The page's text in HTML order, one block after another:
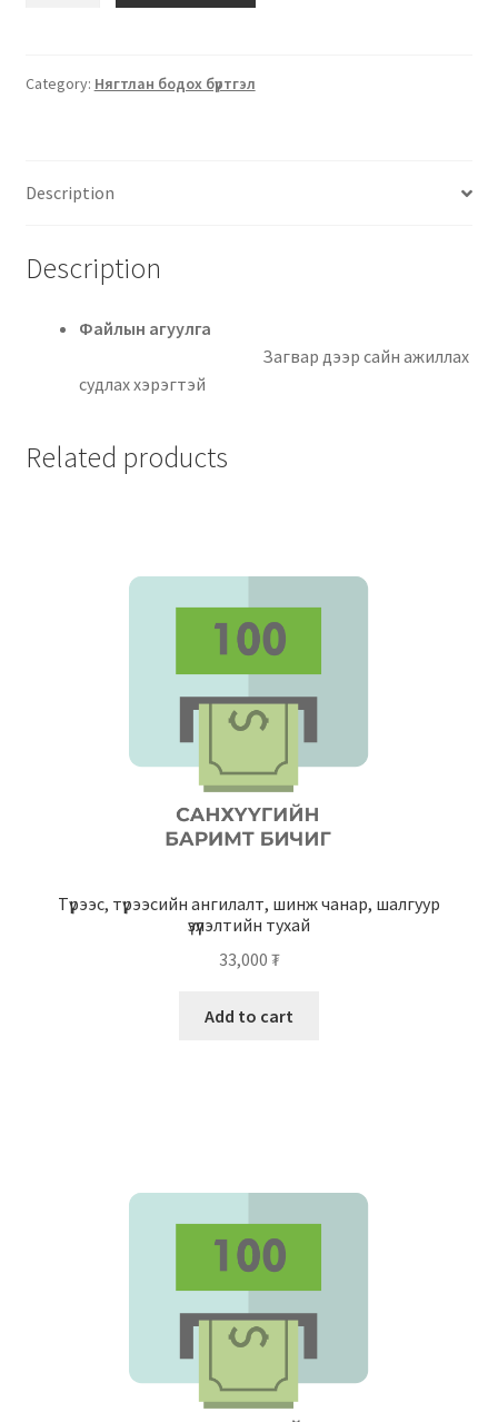
Category: Нягтлан бодох бүртгэл
Description
Description
Файлын агуулга
Загвар дээр сайн ажиллах
судлах хэрэгтэй
Related products
Түрээс, түрээсийн ангилалт, шинж чанар, шалгуур
үзүүлэлтийн тухай
33,000 ₮
Add to cart